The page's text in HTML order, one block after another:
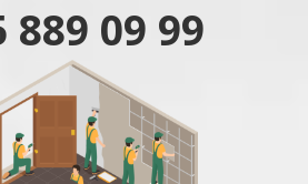
889 09 99